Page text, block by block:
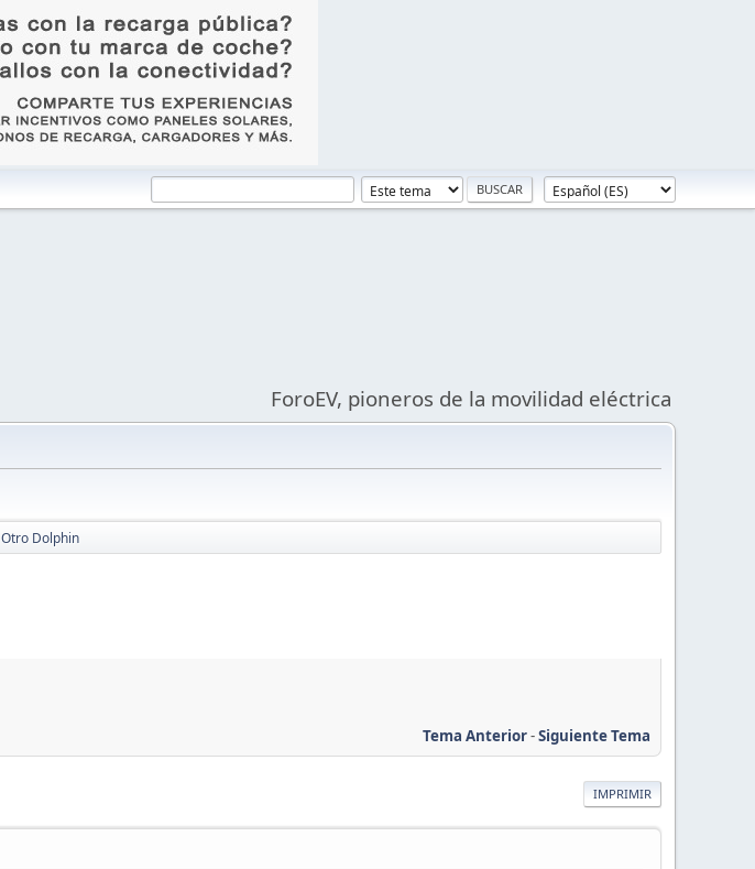
ForoEV, pioneros de la movilidad eléctrica
Otro Dolphin
Tema Anterior-Siguiente Tema
IMPRIMIR